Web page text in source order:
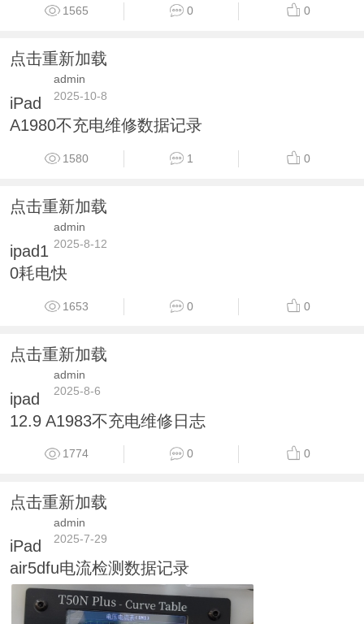
1565 0 0
点击重新加载
admin
2025-10-8
iPad
A1980不充电维修数据记录
1580 1 0
点击重新加载
admin
2025-8-12
ipad1
0耗电快
1653 0 0
点击重新加载
admin
2025-8-6
ipad
12.9 A1983不充电维修日志
1774 0 0
点击重新加载
admin
2025-7-29
iPad
air5dfu电流检测数据记录